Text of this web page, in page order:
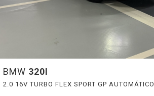
BMW 320I
2.0 16V TURBO FLEX SPORT GP AUTOMÁTICO